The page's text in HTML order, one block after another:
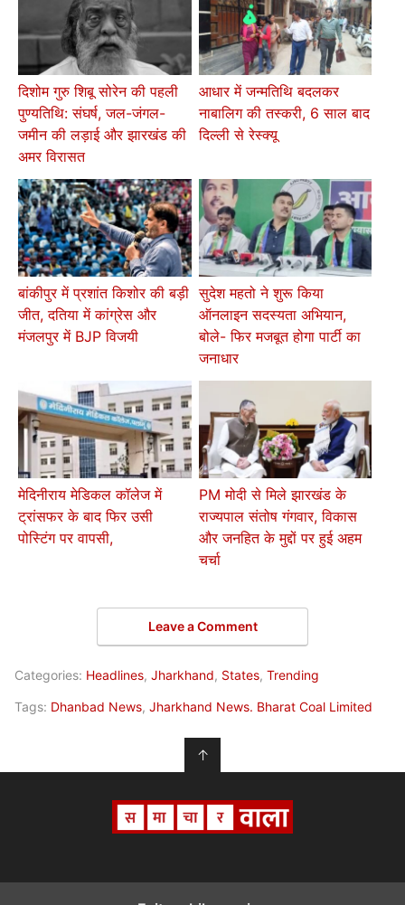
दिशोम गुरु शिबू सोरेन की पहली
पुण्यतिथि: संघर्ष, जल-जंगल-
जमीन की लड़ाई और झारखंड की
अमर विरासत
आधार में जन्मतिथि बदलकर
नाबालिग की तस्करी, 6 साल बाद
दिल्ली से रेस्क्यू
बांकीपुर में प्रशांत किशोर की बड़ी
जीत, दतिया में कांग्रेस और
मंजलपुर में BJP विजयी
सुदेश महतो ने शुरू किया
ऑनलाइन सदस्यता अभियान,
बोले- फिर मजबूत होगा पार्टी का
जनाधार
मेदिनीराय मेडिकल कॉलेज में
ट्रांसफर के बाद फिर उसी
पोस्टिंग पर वापसी,
PM मोदी से मिले झारखंड के
राज्यपाल संतोष गंगवार, विकास
और जनहित के मुद्दों पर हुई अहम
चर्चा
Leave a Comment
Categories: Headlines, Jharkhand, States, Trending
Tags: Dhanbad News, Jharkhand News. Bharat Coal Limited
↑